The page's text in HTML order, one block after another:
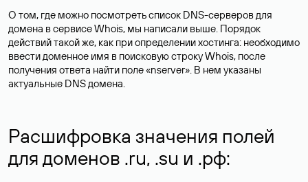
О том, где можно посмотреть список DNS-серверов для
домена в сервисе Whois, мы написали выше. Порядок
действий такой же, как при определении хостинга: необходимо
ввести доменное имя в поисковую строку Whois, после
получения ответа найти поле «nserver». В нем указаны
актуальные DNS домена.
Расшифровка значения полей
для доменов .ru, .su и .рф: